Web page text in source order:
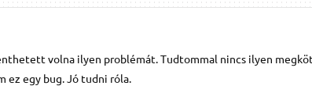
volna ilyen problémát. Tudtommal nincs ilyen
ez egy bug. Jó tudni róla.